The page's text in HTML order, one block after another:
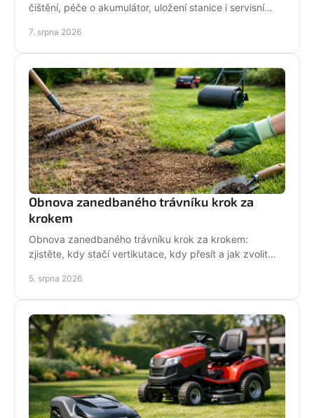
čištění, péče o akumulátor, uložení stanice i servisní
7. srpna 2026
Obnova zanedbaného trávníku krok za
krokem
Obnova zanedbaného trávníku krok za krokem:
zjistěte, kdy stačí vertikutace, kdy přesít a jak zvolit
chyb
5. srpna 2026